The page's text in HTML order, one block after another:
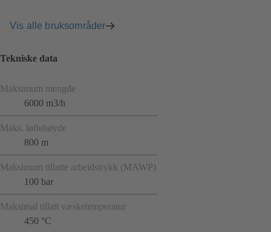
Vis alle bruksområder
Tekniske data
Maksimum mengde
6000 m3/h
Maks. løftehøyde
800 m
Maksimum tillatte arbeidstrykk (MAWP)
100 bar
Maksimal tillatt væsketemperatur
450 °C